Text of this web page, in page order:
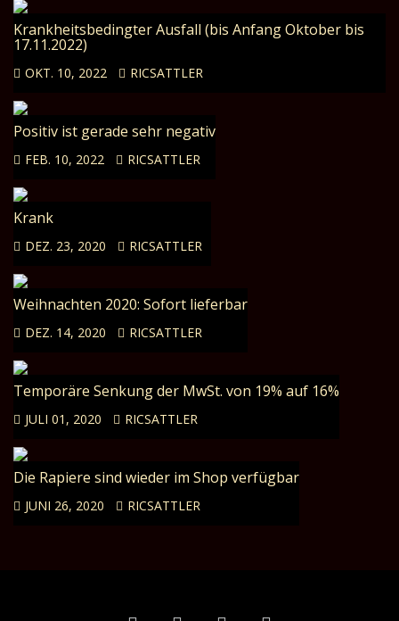
Krankheitsbedingter Ausfall (bis Anfang Oktober bis
17.11.2022)
OKT. 10, 2022 RICSATTLER
Positiv ist gerade sehr negativ
FEB. 10, 2022 RICSATTLER
Krank
DEZ. 23, 2020 RICSATTLER
Weihnachten 2020: Sofort lieferbar
DEZ. 14, 2020 RICSATTLER
Temporäre Senkung der MwSt. von 19% auf 16%
JULI 01, 2020 RICSATTLER
Die Rapiere sind wieder im Shop verfügbar
JUNI 26, 2020 RICSATTLER